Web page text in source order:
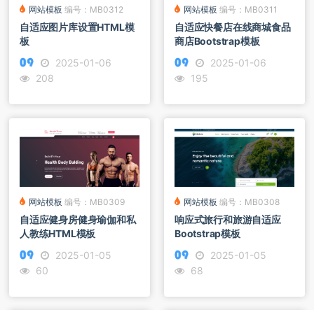
网站模板 编号：MB0312
自适应图片库设置HTML模
板
2025-01-06
208
网站模板 编号：MB0311
自适应快餐店在线商城食品
商店Bootstrap模板
2025-01-06
195
网站模板 编号：MB0309
自适应健身房健身瑜伽和私
人教练HTML模板
2025-01-05
60
网站模板 编号：MB0308
响应式旅行和旅游自适应
Bootstrap模板
2025-01-05
68